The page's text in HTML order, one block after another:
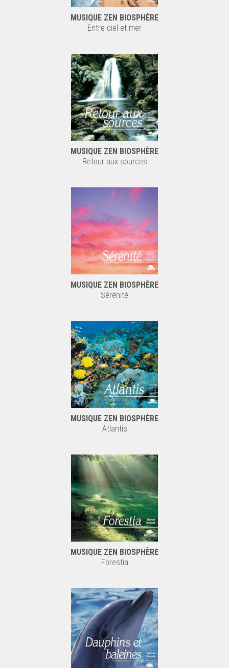
MUSIQUE ZEN BIOSPHÈRE
Entre ciel et mer
MUSIQUE ZEN BIOSPHÈRE
Retour aux sources
MUSIQUE ZEN BIOSPHÈRE
Sérénité
MUSIQUE ZEN BIOSPHÈRE
Atlantis
MUSIQUE ZEN BIOSPHÈRE
Forestia